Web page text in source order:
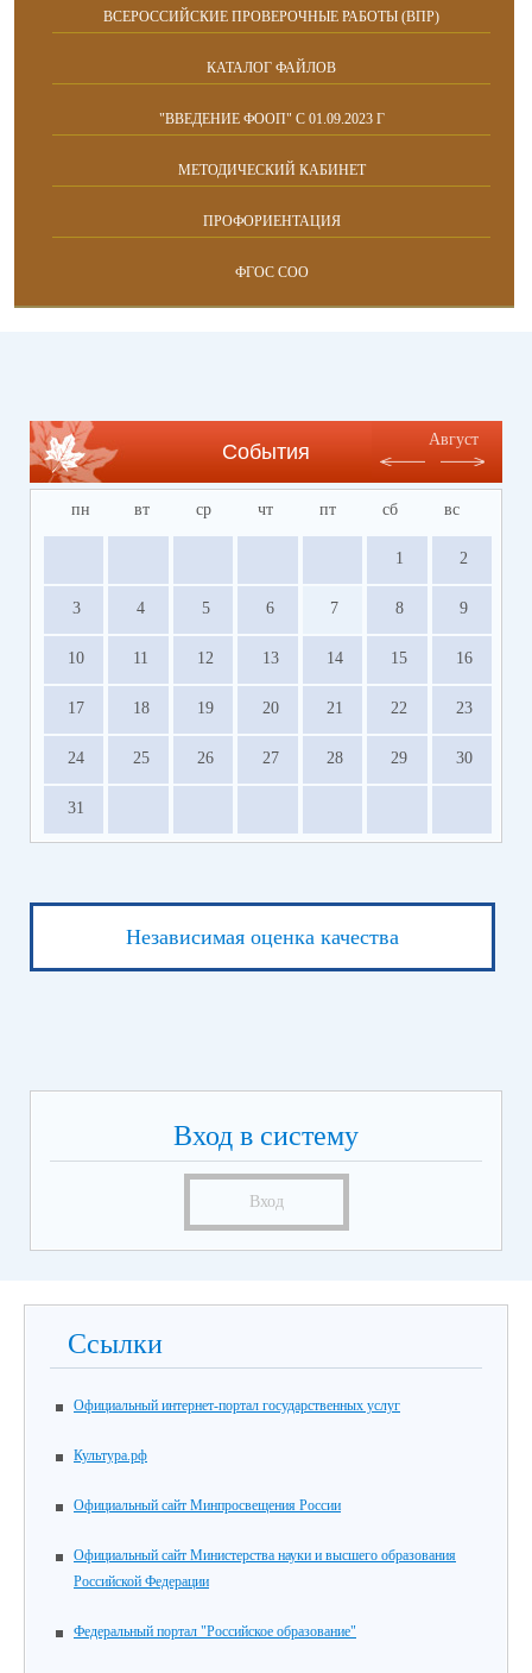
ВСЕРОССИЙСКИЕ ПРОВЕРОЧНЫЕ РАБОТЫ (ВПР)
КАТАЛОГ ФАЙЛОВ
"ВВЕДЕНИЕ ФООП" С 01.09.2023 Г
МЕТОДИЧЕСКИЙ КАБИНЕТ
ПРОФОРИЕНТАЦИЯ
ФГОС СОО
События
Август
пн вт ср чт пт сб вс
1 2
3 4 5 6 7 8 9
10 11 12 13 14 15 16
17 18 19 20 21 22 23
24 25 26 27 28 29 30
31
Независимая оценка качества
Вход в систему
Вход
Ссылки
Официальный интернет-портал государственных услуг
Культура.рф
Официальный сайт Минпросвещения России
Официальный сайт Министерства науки и высшего образования
Российской Федерации
Федеральный портал "Российское образование"